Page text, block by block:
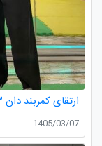
1405/03/07